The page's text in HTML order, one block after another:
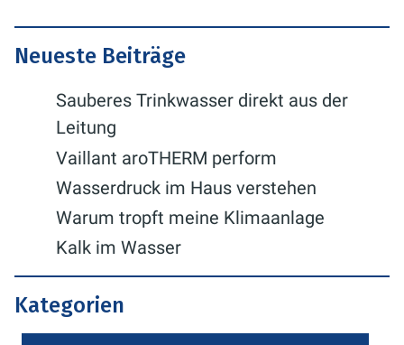
Neueste Beiträge
Sauberes Trinkwasser direkt aus der
Leitung
Vaillant aroTHERM perform
Wasserdruck im Haus verstehen
Warum tropft meine Klimaanlage
Kalk im Wasser
Kategorien